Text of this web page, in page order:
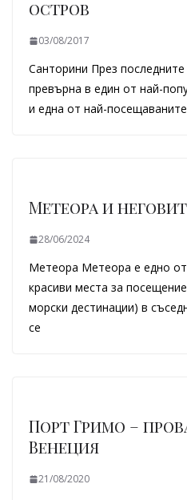
остров
03/08/2017
Санторини През
превърна в един от най-
и една от най-
Метеора и
28/06/2024
Метеора Метеора е едно от
красиви места за
морски дестинации) в
се
Порт Гримо –
Венеция
21/08/2020